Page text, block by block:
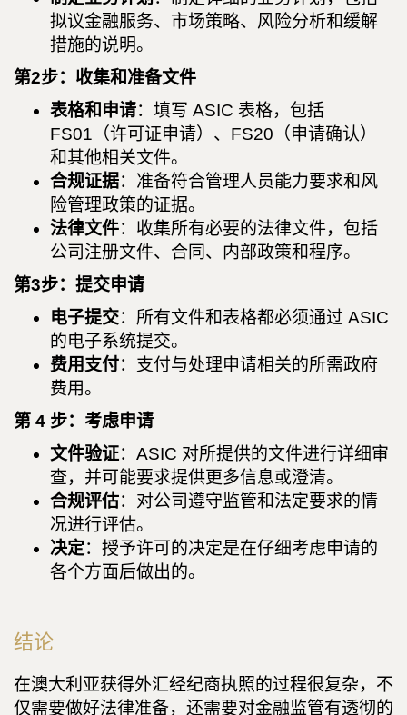
拟议金融服务、市场策略、风险分析和缓解
措施的说明。
第2步：收集和准备文件
表格和申请：填写 ASIC 表格，包括
FS01（许可证申请）、FS20（申请确认）
和其他相关文件。
合规证据：准备符合管理人员能力要求和风
险管理政策的证据。
法律文件：收集所有必要的法律文件，包括
公司注册文件、合同、内部政策和程序。
第3步：提交申请
电子提交：所有文件和表格都必须通过 ASIC
的电子系统提交。
费用支付：支付与处理申请相关的所需政府
费用。
第 4 步：考虑申请
文件验证：ASIC 对所提供的文件进行详细审
查，并可能要求提供更多信息或澄清。
合规评估：对公司遵守监管和法定要求的情
况进行评估。
决定：授予许可的决定是在仔细考虑申请的
各个方面后做出的。
结论
在澳大利亚获得外汇经纪商执照的过程很复杂，不
仅需要做好法律准备，还需要对金融监管有透彻的